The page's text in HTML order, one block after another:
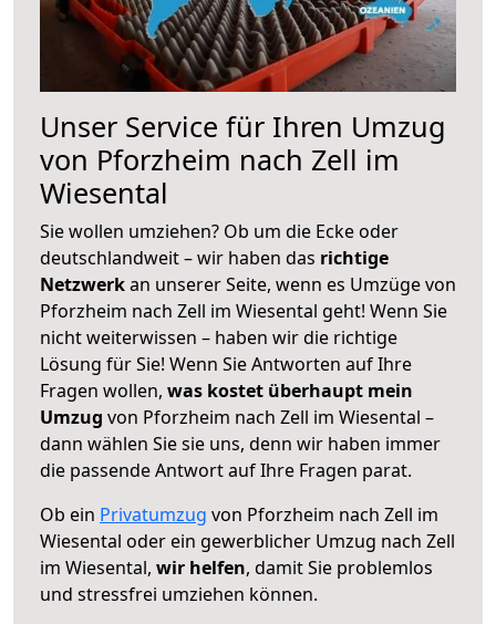
Unser Service für Ihren Umzug
von Pforzheim nach Zell im
Wiesental
Sie wollen umziehen? Ob um die Ecke oder
deutschlandweit – wir haben das richtige
Netzwerkan unserer Seite, wenn es Umzüge von
Pforzheim nach Zell im Wiesental geht! Wenn Sie
nicht weiterwissen – haben wir die richtige
Lösung für Sie! Wenn Sie Antworten auf Ihre
Fragen wollen, was kostet überhaupt mein
Umzug von Pforzheim nach Zell im Wiesental –
dann wählen Sie sie uns, denn wir haben immer
die passende Antwort auf Ihre Fragen parat.
Ob ein Privatumzug von Pforzheim nach Zell im
Wiesental oder ein gewerblicher Umzug nach Zell
im Wiesental, wir helfen, damit Sie problemlos
und stressfrei umziehen können.